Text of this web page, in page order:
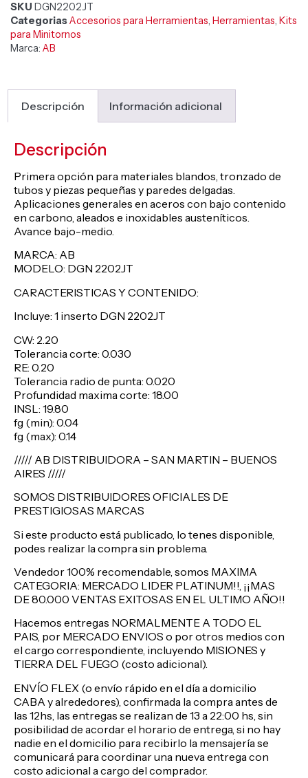
SKU DGN2202JT
CategoriasAccesorios para Herramientas, Herramientas, Kits
para Minitornos
Marca: AB
Descripción Información adicional
Descripción
Primera opción para materiales blandos, tronzado de
tubos y piezas pequeñas y paredes delgadas.
Aplicaciones generales en aceros con bajo contenido
en carbono, aleados e inoxidables austeníticos.
Avance bajo-medio.
MARCA: AB
MODELO: DGN 2202JT
CARACTERISTICAS Y CONTENIDO:
Incluye: 1 inserto DGN 2202JT
CW: 2.20
Tolerancia corte: 0.030
RE: 0.20
Tolerancia radio de punta: 0.020
Profundidad maxima corte: 18.00
INSL: 19.80
fg (min): 0.04
fg (max): 0.14
///// AB DISTRIBUIDORA – SAN MARTIN – BUENOS
AIRES /////
SOMOS DISTRIBUIDORES OFICIALES DE
PRESTIGIOSAS MARCAS
Si este producto está publicado, lo tenes disponible,
podes realizar la compra sin problema.
Vendedor 100% recomendable, somos MAXIMA
CATEGORIA: MERCADO LIDER PLATINUM!!, ¡¡MAS
DE 80.000 VENTAS EXITOSAS EN EL ULTIMO AÑO!!
Hacemos entregas NORMALMENTE A TODO EL
PAIS, por MERCADO ENVIOS o por otros medios con
el cargo correspondiente, incluyendo MISIONES y
TIERRA DEL FUEGO (costo adicional).
ENVÍO FLEX (o envío rápido en el día a domicilio
CABA y alrededores), confirmada la compra antes de
las 12hs, las entregas se realizan de 13 a 22:00 hs, sin
posibilidad de acordar el horario de entrega, si no hay
nadie en el domicilio para recibirlo la mensajería se
comunicará para coordinar una nueva entrega con
costo adicional a cargo del comprador.